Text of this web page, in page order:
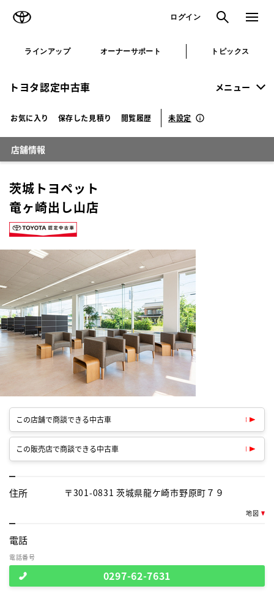
ログイン 検索 メニュ
ラインアップ オーナーサポート トピックス
トヨタ認定中古車 メニュー
お気に入り 保存した見積り 閲覧履歴 未設定
店舗情報
茨城トヨペット
竜ヶ崎出し山店
この店舗で商談できる中古車
この販売店で商談できる中古車
住所 〒301-0831 茨城県龍ケ崎市野原町７９
地図
電話
電話番号
0297-62-7631